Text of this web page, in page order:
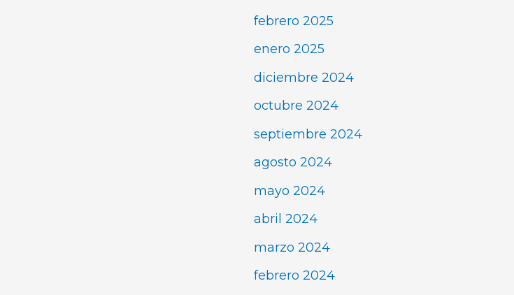
febrero 2025
enero 2025
diciembre 2024
octubre 2024
septiembre 2024
agosto 2024
mayo 2024
abril 2024
marzo 2024
febrero 2024